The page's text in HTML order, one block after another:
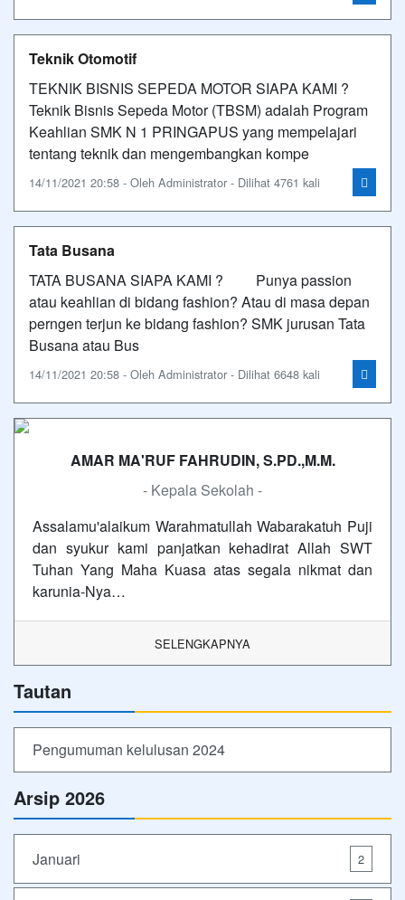
Teknik Otomotif
TEKNIK BISNIS SEPEDA MOTOR SIAPA KAMI ?
Teknik Bisnis Sepeda Motor (TBSM) adalah Program
Keahlian SMK N 1 PRINGAPUS yang mempelajari
tentang teknik dan mengembangkan kompe
14/11/2021 20:58 - Oleh Administrator - Dilihat 4761 kali
Tata Busana
TATA BUSANA SIAPA KAMI ? Punya passion
atau keahlian di bidang fashion? Atau di masa depan
perngen terjun ke bidang fashion? SMK jurusan Tata
Busana atau Bus
14/11/2021 20:58 - Oleh Administrator - Dilihat 6648 kali
AMAR MA'RUF FAHRUDIN, S.PD.,M.M.
- Kepala Sekolah -
Assalamu'alaikum Warahmatullah Wabarakatuh Puji
dan syukur kami panjatkan kehadirat Allah SWT
Tuhan Yang Maha Kuasa atas segala nikmat dan
karunia-Nya…
SELENGKAPNYA
Tautan
Pengumuman kelulusan 2024
Arsip 2026
Januari 2